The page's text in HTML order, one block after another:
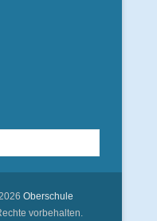
Oberschule
vorbehalten.